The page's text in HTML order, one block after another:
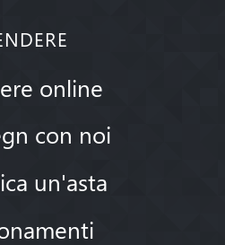
online
con noi
un'asta